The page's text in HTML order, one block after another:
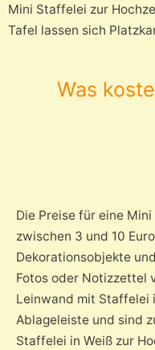
Mini Staffelei zur
Tafel lassen sich
Was
Die Preise für eine
zwischen 3 und 10
Dekorationsobjekte
Fotos oder Notizzettel
Leinwand mit Staffelei
Ablageleiste und sind
Staffelei in Weiß zur